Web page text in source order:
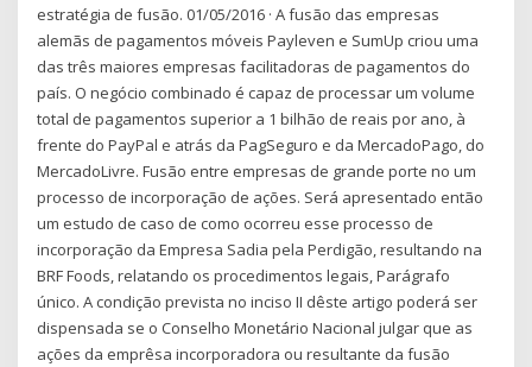
estratégia de fusão. 01/05/2016 · A fusão das empresas
alemãs de pagamentos móveis Payleven e SumUp criou uma
das três maiores empresas facilitadoras de pagamentos do
país. O negócio combinado é capaz de processar um volume
total de pagamentos superior a 1 bilhão de reais por ano, à
frente do PayPal e atrás da PagSeguro e da MercadoPago, do
MercadoLivre. Fusão entre empresas de grande porte no um
processo de incorporação de ações. Será apresentado então
um estudo de caso de como ocorreu esse processo de
incorporação da Empresa Sadia pela Perdigão, resultando na
BRF Foods, relatando os procedimentos legais, Parágrafo
único. A condição prevista no inciso II dêste artigo poderá ser
dispensada se o Conselho Monetário Nacional julgar que as
ações da emprêsa incorporadora ou resultante da fusão